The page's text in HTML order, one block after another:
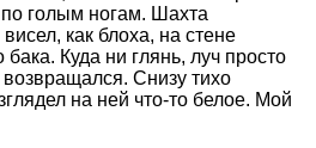
голым ногам. Шахта
как блоха, на стене
Куда ни глянь, луч просто
Снизу тихо
на ней что-то белое. Мой